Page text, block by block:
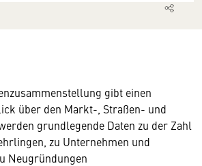
gibt einen
über den Markt-, Straßen- und
grundlegende Daten zu der Zahl
zu Unternehmen und
Neugründungen